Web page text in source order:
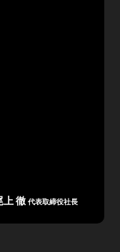
上 徹代表取締役社長